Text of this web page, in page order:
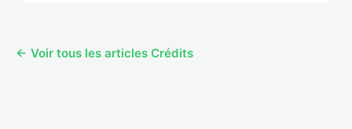
← Voir tous les articles Crédits